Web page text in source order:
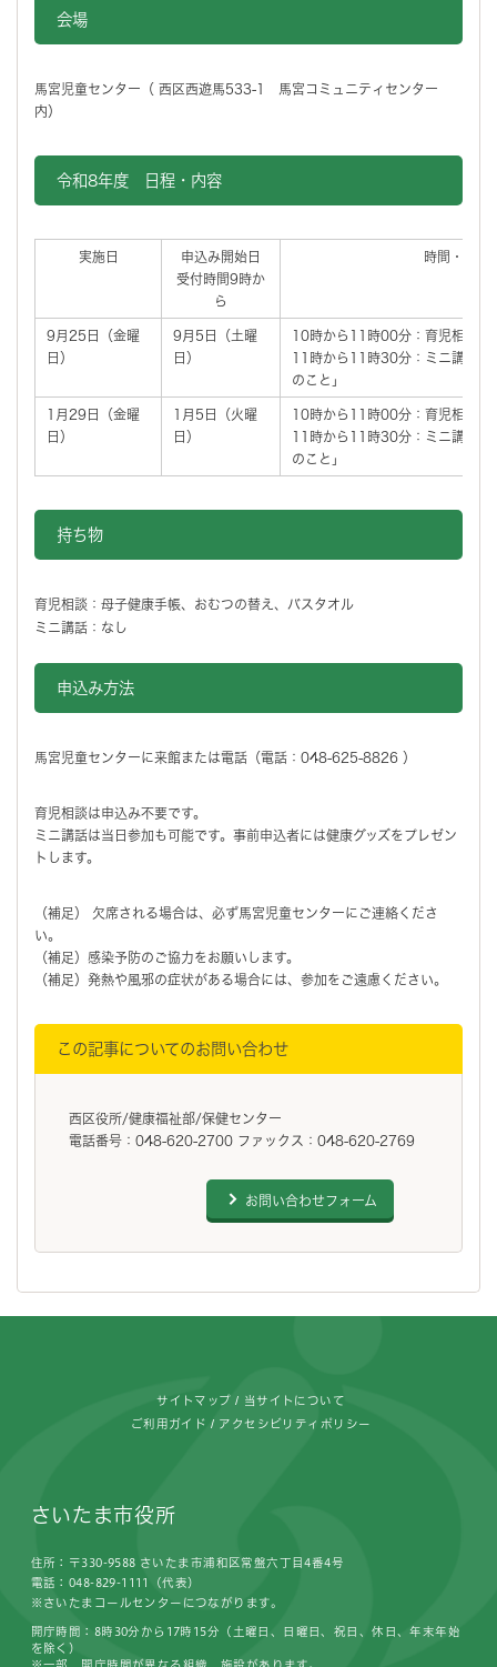
会場
馬宮児童センター（ 西区西遊馬533-1 馬宮コミュニティセンター
内）
令和8年度 日程・内容
実施日
申込み開始日
受付時間9時か
ら
時間・内容
9月25日（金曜
日）
9月5日（土曜
日）
10時から11時00分：育児相談
11時から11時30分：ミニ講話「
のこと」
1月29日（金曜
日）
1月5日（火曜
日）
10時から11時00分：育児相談
11時から11時30分：ミニ講話「
のこと」
持ち物
育児相談：母子健康手帳、おむつの替え、バスタオル
ミニ講話：なし
申込み方法
馬宮児童センターに来館または電話（電話：048-625-8826 ）
育児相談は申込み不要です。
ミニ講話は当日参加も可能です。事前申込者には健康グッズをプレゼン
トします。
（補足） 欠席される場合は、必ず馬宮児童センターにご連絡くださ
い。
（補足）感染予防のご協力をお願いします。
（補足）発熱や風邪の症状がある場合には、参加をご遠慮ください。
この記事についてのお問い合わせ
西区役所/健康福祉部/保健センター
電話番号：048-620-2700 ファックス：048-620-2769
お問い合わせフォーム
サイトマップ 当サイトについて
ご利用ガイド アクセシビリティポリシー
さいたま市役所
住所：〒330-9588 さいたま市浦和区常盤六丁目4番4号
電話：048-829-1111（代表）
※さいたまコールセンターにつながります。
開庁時間：8時30分から17時15分（土曜日、日曜日、祝日、休日、年末年始
を除く）
※一部、開庁時間が異なる組織、施設があります。